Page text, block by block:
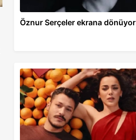
Öznur Serçeler ekrana dönüyor